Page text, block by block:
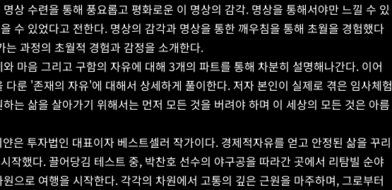
상 수련을 통해 풍요롭고 평화로운 이 명상의 감각. 명상을 통해서야만 느낄 수 있
수 있었다고 전한다. 명상의 감각과 명상을 통한 깨우침을 통해 초월을 경험했다
과정의 초월적 경험과 감정을 소개한다.
마음 그리고 구함의 자유에 대해 3개의 파트를 통해 차분히 설명해나간다. 이어
룬 '존재의 자유'에 대해서 상세하게 풀이한다. 저자 본인이 실제로 겪은 임사체험
는 삶을 살아가기 위해서는 먼저 모든 것을 버려야 하며 이 세상의 모든 것은 아름
은 투자법인 대표이자 베스트셀러 작가이다. 경제적자유를 얻고 안정된 삶을 꾸리
작했다. 끌어당김 테스트 중, 박찬호 선수의 야구공을 따라간 곳에서 리탐빌 순야
으로 여행을 시작한다. 각각의 차원에서 고통의 깊은 근원을 마주하며, 그로부터